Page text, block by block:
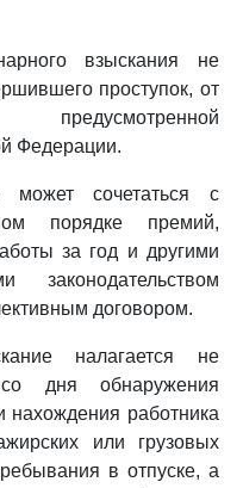
взыскания не
проступок, от
предусмотренной
Федерации.
может сочетаться с
порядке премий,
за год и другими
законодательством
договором.
налагается не
дня обнаружения
нахождения работника
или грузовых
в отпуске, а